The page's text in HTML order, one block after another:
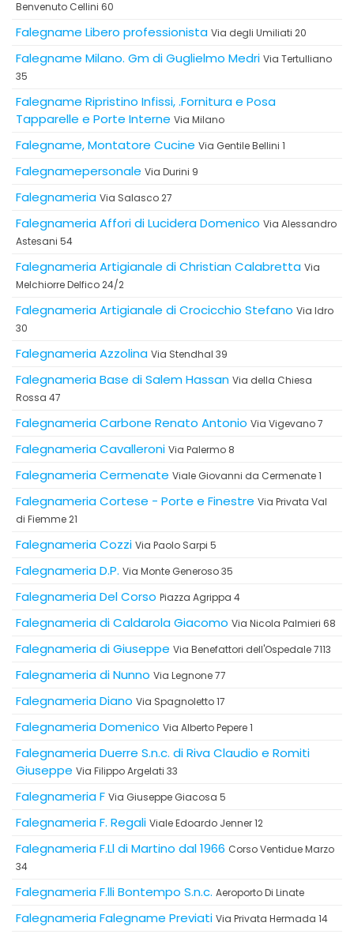
Benvenuto Cellini 60
Falegname Libero professionista Via degli Umiliati 20
Falegname Milano. Gm di Guglielmo Medri Via Tertulliano
35
Falegname Ripristino Infissi, .Fornitura e Posa
Tapparelle e Porte Interne Via Milano
Falegname, Montatore Cucine Via Gentile Bellini 1
Falegnamepersonale Via Durini 9
Falegnameria Via Salasco 27
Falegnameria Affori di Lucidera Domenico Via Alessandro
Astesani 54
Falegnameria Artigianale di Christian Calabretta Via
Melchiorre Delfico 24/2
Falegnameria Artigianale di Crocicchio Stefano Via Idro
30
Falegnameria Azzolina Via Stendhal 39
Falegnameria Base di Salem Hassan Via della Chiesa
Rossa 47
Falegnameria Carbone Renato Antonio Via Vigevano 7
Falegnameria Cavalleroni Via Palermo 8
Falegnameria Cermenate Viale Giovanni da Cermenate 1
Falegnameria Cortese - Porte e Finestre Via Privata Val
di Fiemme 21
Falegnameria Cozzi Via Paolo Sarpi 5
Falegnameria D.P. Via Monte Generoso 35
Falegnameria Del Corso Piazza Agrippa 4
Falegnameria di Caldarola Giacomo Via Nicola Palmieri 68
Falegnameria di Giuseppe Via Benefattori dell'Ospedale 7113
Falegnameria di Nunno Via Legnone 77
Falegnameria Diano Via Spagnoletto 17
Falegnameria Domenico Via Alberto Pepere 1
Falegnameria Duerre S.n.c. di Riva Claudio e Romiti
Giuseppe Via Filippo Argelati 33
Falegnameria F Via Giuseppe Giacosa 5
Falegnameria F. Regali Viale Edoardo Jenner 12
Falegnameria F.Ll di Martino dal 1966 Corso Ventidue Marzo
34
Falegnameria F.lli Bontempo S.n.c. Aeroporto Di Linate
Falegnameria Falegname Previati Via Privata Hermada 14